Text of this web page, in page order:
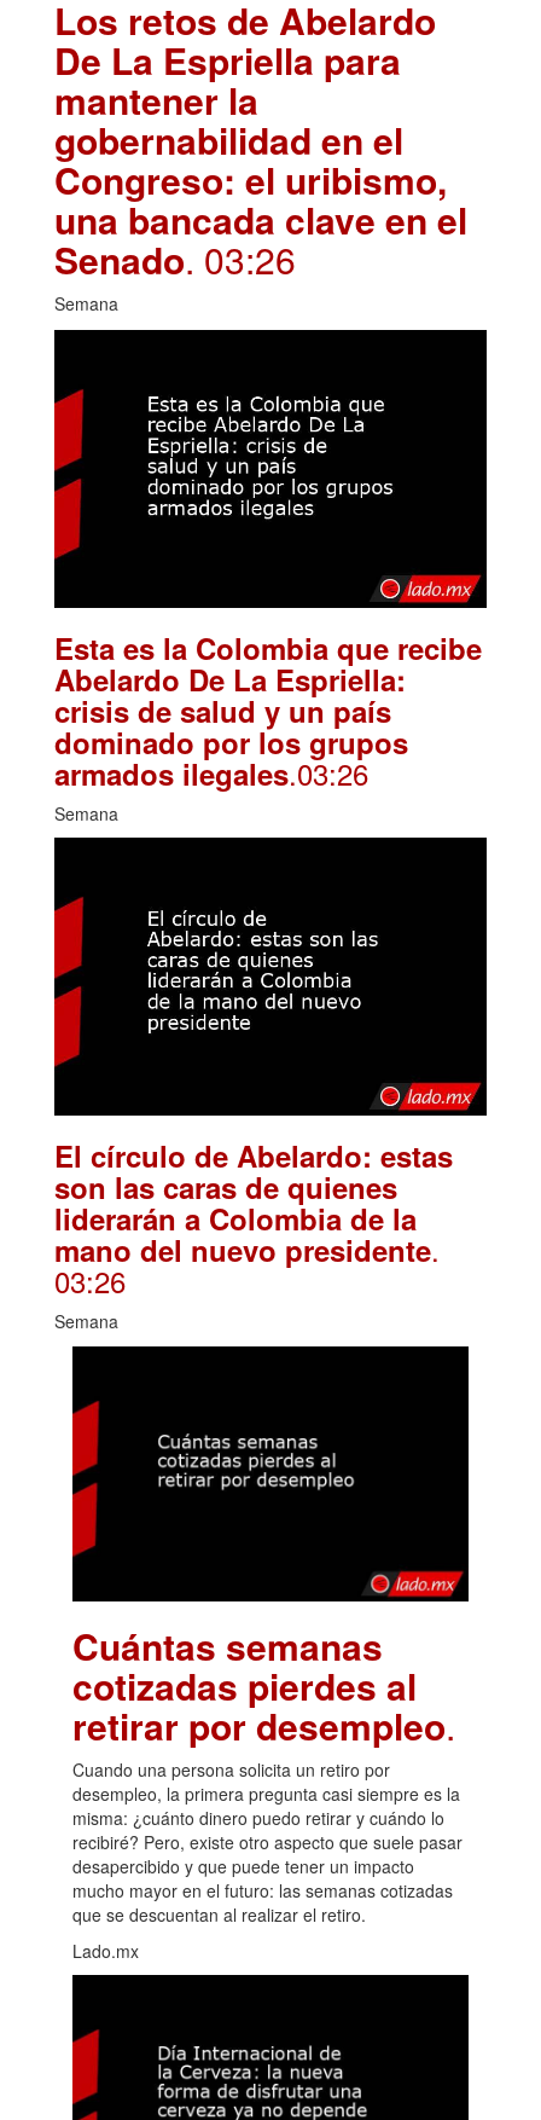
Los retos de Abelardo
De La Espriella para
mantener la
gobernabilidad en el
Congreso: el uribismo,
una bancada clave en el
Senado. 03:26
Semana
Esta es la Colombia que recibe
Abelardo De La Espriella:
crisis de salud y un país
dominado por los grupos
armados ilegales.03:26
Semana
El círculo de Abelardo: estas
son las caras de quienes
liderarán a Colombia de la
mano del nuevo presidente.
03:26
Semana
Cuántas semanas
cotizadas pierdes al
retirar por desempleo.
Cuando una persona solicita un retiro por
desempleo, la primera pregunta casi siempre es la
misma: ¿cuánto dinero puedo retirar y cuándo lo
recibiré? Pero, existe otro aspecto que suele pasar
desapercibido y que puede tener un impacto
mucho mayor en el futuro: las semanas cotizadas
que se descuentan al realizar el retiro.
Lado.mx